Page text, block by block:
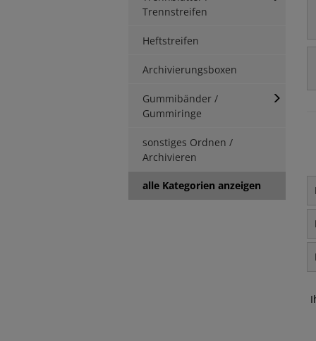
Trennstreifen
Heftstreifen
Archivierungsboxen
Gummibänder /
Gummiringe
sonstiges Ordnen /
Archivieren
alle Kategorien anzeigen